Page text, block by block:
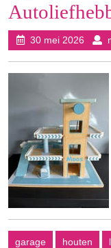
30 mei 2026 30
mei
garage houten